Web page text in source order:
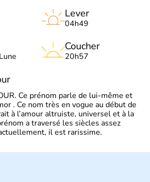
Lever
04h49
Coucher
20h57
Ce prénom parle de lui-même et
. Ce nom très en vogue au début de
à l’amour altruiste, universel et à la
a traversé les siècles assez
il est rarissime.